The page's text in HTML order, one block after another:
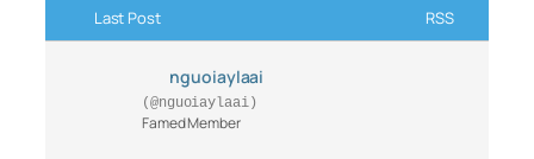
Last Post RSS
nguoiaylaai
(@nguoiaylaai)
Famed Member